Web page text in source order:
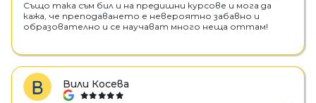
Също така съм бил и на предишни курсове и мога да
кажа, че преподаването е невероятно забавно и
образователно и се научават много неща оттам!
Вили Косева
google